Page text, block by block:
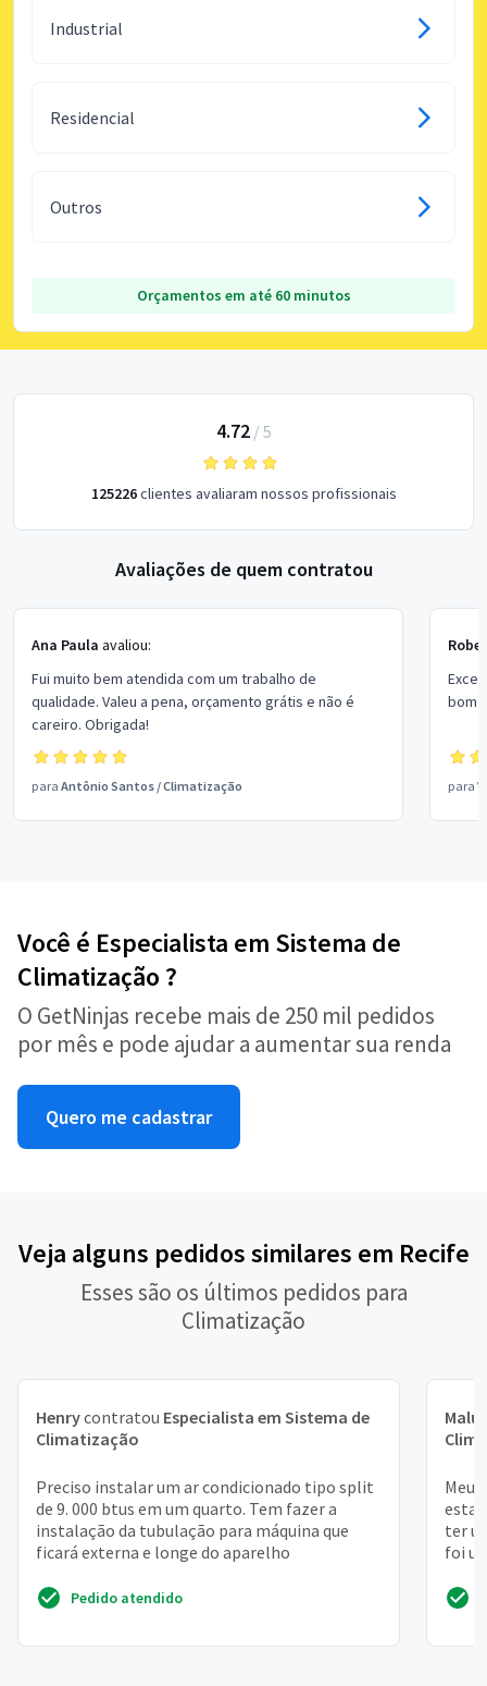
Industrial
Residencial
Outros
Orçamentos em até 60 minutos
4.72/ 5
125226clientes avaliaram nossos profissionais
Avaliações de quem contratou
Ana Paula avaliou:
Fui muito bem atendida com um trabalho de
qualidade. Valeu a pena, orçamento grátis e não é
careiro. Obrigada!
para Antônio Santos /Climatização
bom
para
Você é Especialista em Sistema de
Climatização ?
O GetNinjas recebe mais de 250 mil pedidos
por mês e pode ajudar a aumentar sua renda
Quero me cadastrar
Veja alguns pedidos similares em Recife
Esses são os últimos pedidos para
Climatização
Henrycontratou Especialista em Sistema de
Climatização
Preciso instalar um ar condicionado tipo split
de 9. 000 btus em um quarto. Tem fazer a
instalação da tubulação para máquina que
ficará externa e longe do aparelho
Pedido atendido
Malu
Meu
ter
foi